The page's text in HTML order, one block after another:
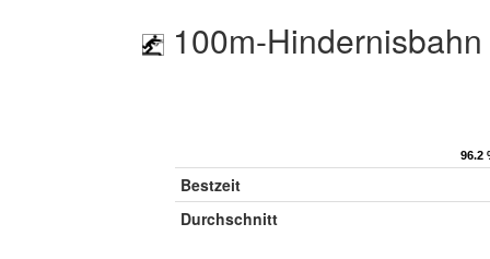
100m-
96.2
96.2
Bestzeit
Durchschnitt